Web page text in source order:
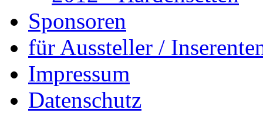
Sponsoren
für Aussteller /
Impressum
Datenschutz